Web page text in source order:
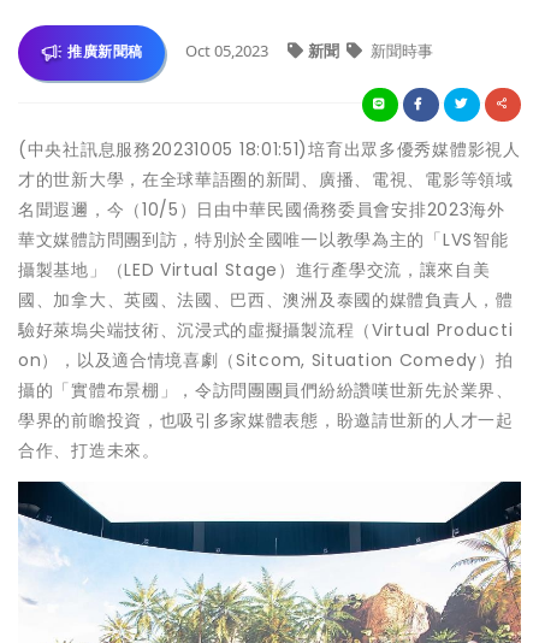
推廣新聞稿 Oct 05,2023 新聞 新聞時事
(中央社訊息服務20231005 18:01:51)培育出眾多優秀媒體影視人
才的世新大學，在全球華語圈的新聞、廣播、電視、電影等領域
名聞遐邇，今（10/5）日由中華民國僑務委員會安排2023海外
華文媒體訪問團到訪，特別於全國唯一以教學為主的「LVS智能
攝製基地」（LED Virtual Stage）進行產學交流，讓來自美
國、加拿大、英國、法國、巴西、澳洲及泰國的媒體負責人，體
驗好萊塢尖端技術、沉浸式的虛擬攝製流程（Virtual Producti
on），以及適合情境喜劇（Sitcom, Situation Comedy）拍
攝的「實體布景棚」，令訪問團團員們紛紛讚嘆世新先於業界、
學界的前瞻投資，也吸引多家媒體表態，盼邀請世新的人才一起
合作、打造未來。